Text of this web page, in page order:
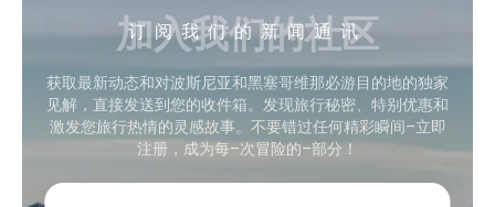
订阅我们的新闻通讯
加入我们的社区
获取最新动态和对波斯尼亚和黑塞哥维那必游目的地的独家
见解，直接发送到您的收件箱。发现旅行秘密、特别优惠和
激发您旅行热情的灵感故事。不要错过任何精彩瞬间–立即
注册，成为每–次冒险的–部分！